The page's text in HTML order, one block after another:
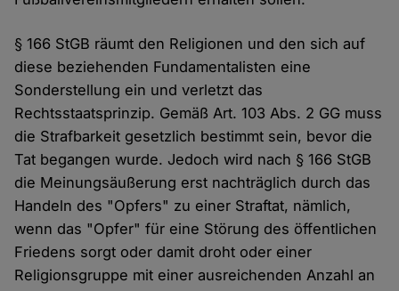
§ 166 StGB räumt den Religionen und den sich auf
diese beziehenden Fundamentalisten eine
Sonderstellung ein und verletzt das
Rechtsstaatsprinzip. Gemäß Art. 103 Abs. 2 GG muss
die Strafbarkeit gesetzlich bestimmt sein, bevor die
Tat begangen wurde. Jedoch wird nach § 166 StGB
die Meinungsäußerung erst nachträglich durch das
Handeln des "Opfers" zu einer Straftat, nämlich,
wenn das "Opfer" für eine Störung des öffentlichen
Friedens sorgt oder damit droht oder einer
Religionsgruppe mit einer ausreichenden Anzahl an